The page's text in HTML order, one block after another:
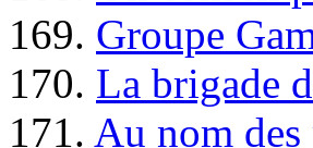
169. Groupe
170. La brigade
171. Au nom des